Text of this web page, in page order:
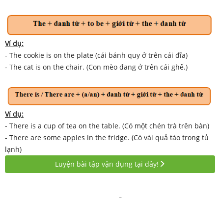
Ví dụ:
- The cookie is on the plate (cái bánh quy ở trên cái đĩa)
- The cat is on the chair. (Con mèo đang ở trên cái ghế.)
Ví dụ:
- There is a cup of tea on the table. (Có một chén trà trên bàn)
- There are some apples in the fridge. (Có vài quả táo trong tủ
lạnh)
Luyện bài tập vận dụng tại đây!